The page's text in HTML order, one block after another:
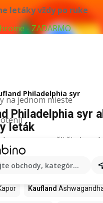
letáky vždy po ruke
- ZADARMO
na jednom mieste
obchody, kategórie,
Philadelphia syr
Philadelphia syr
leták
sme nenašli žiadne
v
Kaufland